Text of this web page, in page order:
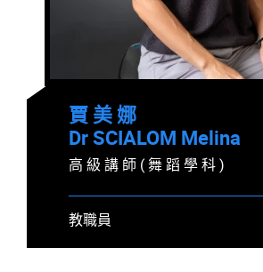
賈 美 娜
Dr SCIALOM Melina
高 級 講 師 ( 舞 蹈 學 科 )
教職員